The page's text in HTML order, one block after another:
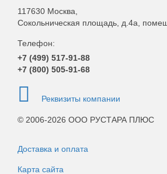
117630 Москва
Сокольническая площадь, д.4а,
Телефон:
+7 (499) 517-91-88
+7 (800) 505-91-68
Реквизиты компании
© 2006-2026 ООО РУСТАРА ПЛЮС
Доставка и оплата
Карта сайта